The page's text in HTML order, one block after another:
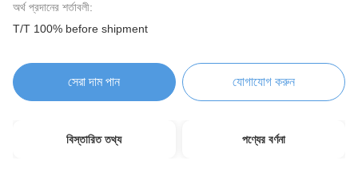
অর্থ প্রদানের শর্তাবলী:
T/T 100% before shipment
সেরা দাম পান যোগাযোগ করুন
বিস্তারিত তথ্য পণ্যের বর্ণনা